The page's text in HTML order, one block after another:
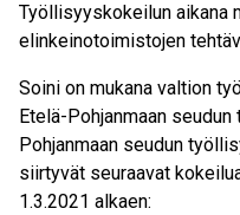
Työllisyyskokeilun aikana
elinkeinotoimistojen
Soini on mukana valtion
Etelä-Pohjanmaan
Pohjanmaan seudun
siirtyvät seuraavat
1.3.2021 alkaen: